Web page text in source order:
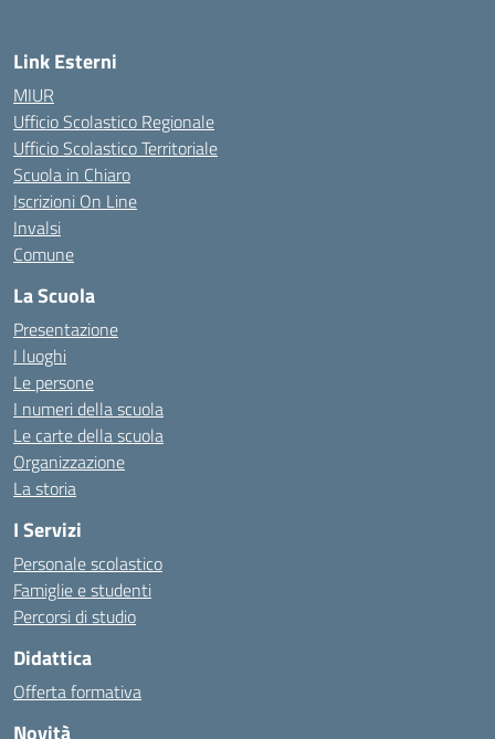
Link Esterni
MIUR
Ufficio Scolastico Regionale
Ufficio Scolastico Territoriale
Scuola in Chiaro
Iscrizioni On Line
Invalsi
Comune
La Scuola
Presentazione
I luoghi
Le persone
I numeri della scuola
Le carte della scuola
Organizzazione
La storia
I Servizi
Personale scolastico
Famiglie e studenti
Percorsi di studio
Didattica
Offerta formativa
Novità